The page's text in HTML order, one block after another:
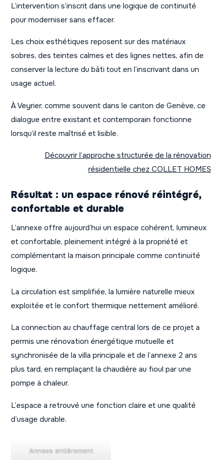
L’intervention s’inscrit dans une logique de continuité
pour moderniser sans effacer.
Les choix esthétiques reposent sur des matériaux
sobres, des teintes calmes et des lignes nettes, afin de
conserver la lecture du bâti tout en l’inscrivant dans un
usage actuel.
À Veyrier, comme souvent dans le canton de Genève, ce
dialogue entre existant et contemporain fonctionne
lorsqu’il reste maîtrisé et lisible.
Découvrir l’approche structurée de la rénovation
résidentielle chez COLLET HOMES
Résultat : un espace rénové réintégré,
confortable et durable
L’annexe offre aujourd’hui un espace cohérent, lumineux
et confortable, pleinement intégré à la propriété et
complémentant la maison principale comme continuité
logique.
La circulation est simplifiée, la lumière naturelle mieux
exploitée et le confort thermique nettement amélioré.
La connection au chauffage central lors de ce projet a
permis une rénovation énergétique mutuelle et
synchronisée de la villa principale et de l’annexe 2 ans
plus tard, en remplaçant la chaudière au fioul par une
pompe à chaleur.
L’espace a retrouvé une fonction claire et une qualité
d’usage durable.
Annexe entièrement